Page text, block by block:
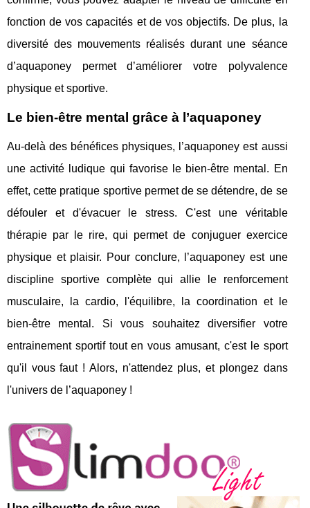
fonction de vos capacités et de vos objectifs. De plus, la
diversité des mouvements réalisés durant une séance
d’aquaponey permet d’améliorer votre polyvalence
physique et sportive.
Le bien-être mental grâce à l’aquaponey
Au-delà des bénéfices physiques, l’aquaponey est aussi
une activité ludique qui favorise le bien-être mental. En
effet, cette pratique sportive permet de se détendre, de se
défouler et d'évacuer le stress. C'est une véritable
thérapie par le rire, qui permet de conjuguer exercice
physique et plaisir. Pour conclure, l’aquaponey est une
discipline sportive complète qui allie le renforcement
musculaire, la cardio, l'équilibre, la coordination et le
bien-être mental. Si vous souhaitez diversifier votre
entrainement sportif tout en vous amusant, c'est le sport
qu'il vous faut ! Alors, n'attendez plus, et plongez dans
l'univers de l’aquaponey !